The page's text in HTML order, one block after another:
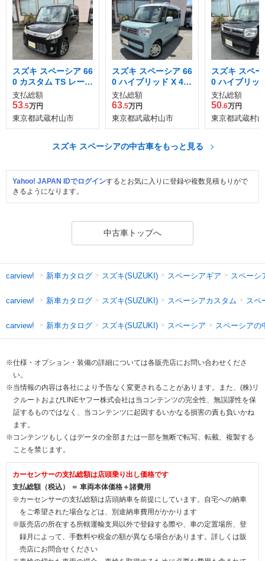
スズキ スペーシア 66
0 カスタム TS レーダ
ーブレーキサポート
装着車
支払総額
53.5万円
東京都武蔵村山市
スズキ スペーシア 66
0 ハイブリッド X 4W
D
支払総額
63.5万円
東京都武蔵村山市
スズキ スペ
0 ハイブリッ
支払総額
50.6万円
東京都武蔵村
スズキ スペーシアの中古車をもっと見る
Yahoo! JAPAN IDでログインするとお気に入りに登録や複数見積もりがで
きるようになります。
中古車トップへ
carview! 新車カタログ スズキ(SUZUKI) スペーシアギア スペーシ
carview! 新車カタログ スズキ(SUZUKI) スペーシアカスタム スペ
carview! 新車カタログ スズキ(SUZUKI) スペーシア スペーシアの
※仕様・オプション・装備の詳細については各販売店にお問い合わせくださ
い。
※当情報の内容は各社により予告なく変更されることがあります。また、(株)リ
クルートおよびLINEヤフー株式会社は当コンテンツの完全性、無誤謬性を保
証するものではなく、当コンテンツに起因するいかなる損害の責も負いかね
ます。
※コンテンツもしくはデータの全部または一部を無断で転写、転載、複製する
ことを禁じます。
カーセンサーの支払総額は店頭乗り出し価格です
支払総額（税込） ＝ 車両本体価格＋諸費用
※カーセンサーの支払総額は店頭納車を前提にしています。自宅への納車
をご希望された場合などは、別途納車費用がかかります
※販売店の所在する所轄運輸支局以外で登録する際や、車の定置場所、登
録月によって、手数料や税金の額が異なる場合があります。詳しくは販
売店にお問合せください